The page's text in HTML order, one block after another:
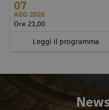
07
AGO 2026
Ore 21,00
Leggi il programma